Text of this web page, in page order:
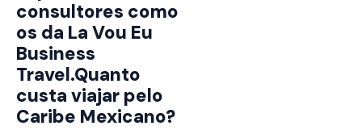
consultores como
os da La Vou Eu
Business
Travel.Quanto
custa viajar pelo
Caribe Mexicano?